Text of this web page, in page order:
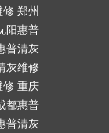
郑州
阳惠普
普清灰
灰维修
重庆
都惠普
普清灰